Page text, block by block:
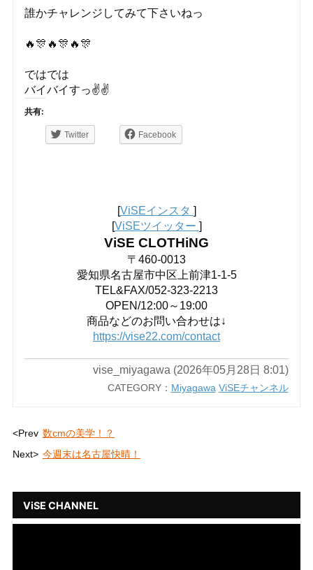
誰かチャレンジしてみて下さいねっ
🔥🎊🔥🎊🔥🎊
ではでは
バイバイすっ✌️✌️
共有:
Twitter Facebook
[ViSEインスタ ]
[ViSEツイッター ]
ViSE CLOTHiNG
〒460-0013
愛知県名古屋市中区上前津1-1-5
TEL&FAX/052-323-2213
OPEN/12:00～19:00
商品などのお問い合わせは↓
https://vise22.com/contact
vise_miyagawa (2026年05月28日 8:01)
CATEGORY： Miyagawa ViSEチャンネル
<Prev 数cmの美学！？
Next> 今週末は名古屋快晴！
ViSE CHANNEL